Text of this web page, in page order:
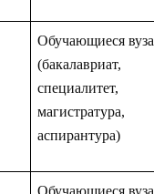
Обучающиеся вуза
(бакалавриат,
специалитет,
магистратура,
аспирантура)
Обучающиеся вуза